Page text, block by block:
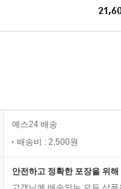
예스24 배송
배송비 : 2,500원
안전하고 정확한 포장을 위